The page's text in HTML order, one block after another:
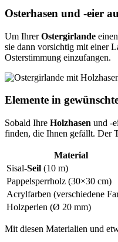
Osterhasen und -eier
Um IhrerOstergirlande
sie dann vorsichtig mit einer
Osterstimmung einzufangen.
Elemente in
Sobald Ihre Holzhasen und -
finden, die Ihnen gefällt. Der
Material
Sisal-Seil (10 m)
Pappelsperrholz (30×30 cm)
Acrylfarben (verschiedene
Holzperlen (Ø 20 mm)
Mit diesen Materialien und